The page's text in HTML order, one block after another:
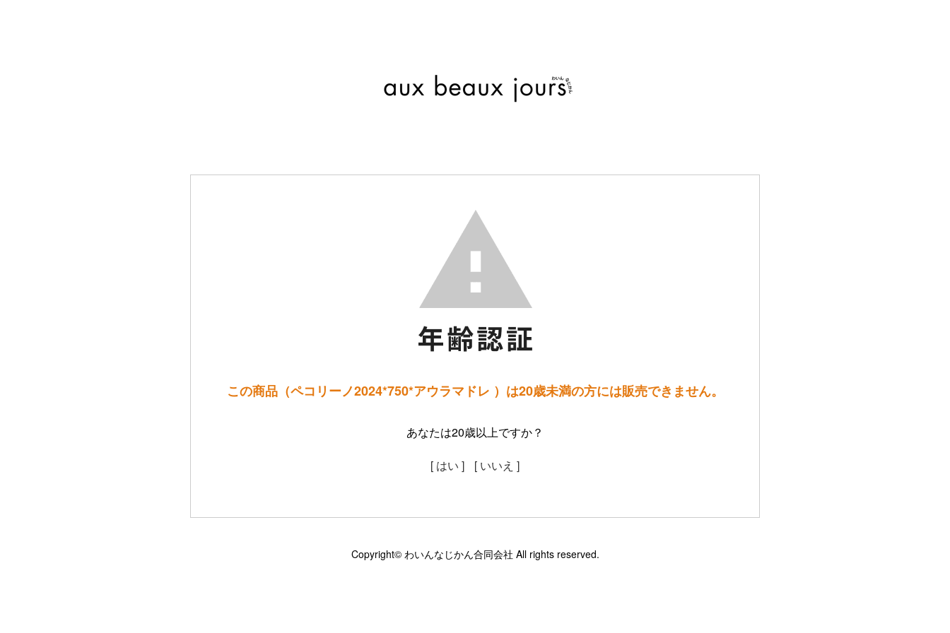
この商品（ペコリーノ2024*750*アウラマドレ ）は20歳未満の方には販売できません。
あなたは20歳以上ですか？
[ はい ] [ いいえ ]
Copyright© わいんなじかん合同会社 All rights reserved.